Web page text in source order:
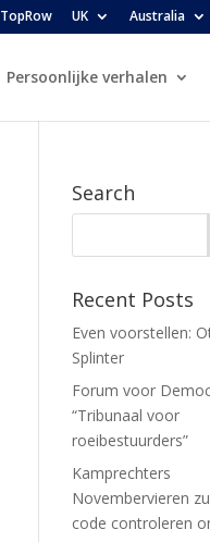
TopRow UK Australia
Persoonlijke verhalen
Search
Recent Posts
Even voorstellen:
Splinter
Forum voor
“Tribunaal voor
roeibestuurders”
Kamprechters
Novembervieren
code controleren